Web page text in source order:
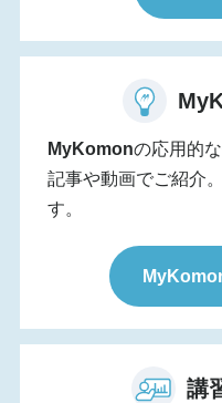
MyKomonの応用的
記事や動画でご紹介
す。
講